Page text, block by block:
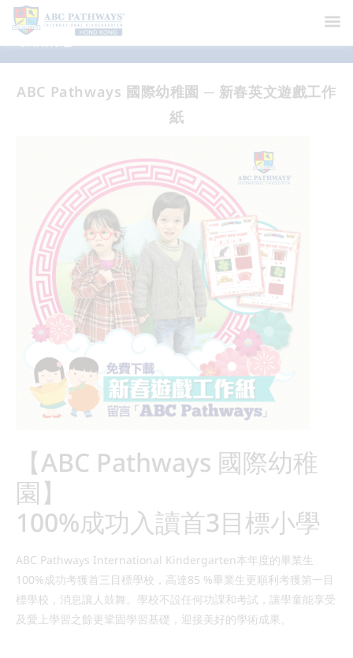
最新消息
ABC Pathways 國際幼稚園 ─ 新春英文遊戲工作
紙
【ABC Pathways 國際幼稚
園】
100%成功入讀首3目標小學
ABC Pathways International Kindergarten本年度的畢業生
100%成功考獲首三目標學校，高達85 %畢業生更順利考獲第一目
標學校，消息讓人鼓舞。學校不設任何功課和考試，讓學童能享受
及愛上學習之餘更鞏固學習基礎，迎接美好的學術成果。